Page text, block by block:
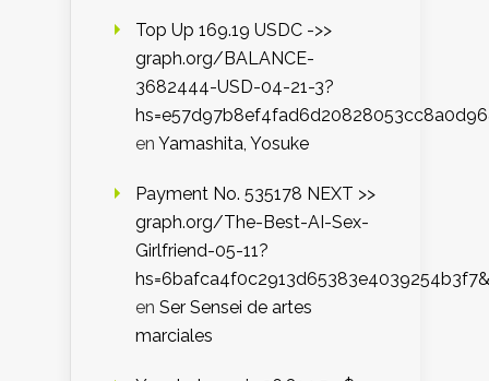
Top Up 169.19 USDC ->>
graph.org/BALANCE-
3682444-USD-04-21-3?
en Yamashita, Yosuke
Payment No. 535178 NEXT >>
graph.org/The-Best-AI-Sex-
Girlfriend-05-11?
hs=6bafca4f0c2913d65383e4039254b3f7&
en Ser Sensei de artes
marciales